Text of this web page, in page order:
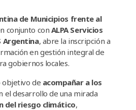
de Municipios frente al
conjunto conALPA Servicios
Argentina, abre la inscripción a
en gestión integral de
gobiernos locales.
objetivo de acompañar a los
el desarrollo de una mirada
del riesgo climático,